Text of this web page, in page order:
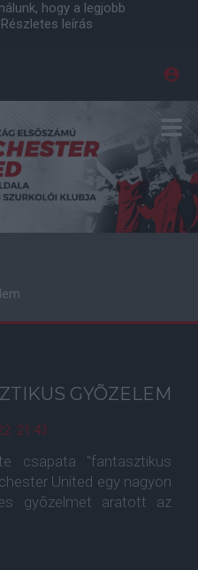
hogy a legjobb
Részletes leírás
GYÕZELEM
21:43
csapata "fantasztikus
United egy nagyon
gyõzelmet aratott az